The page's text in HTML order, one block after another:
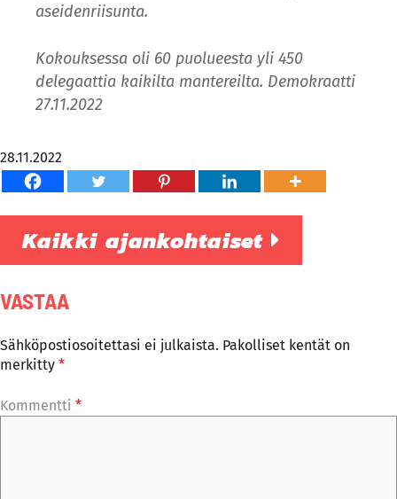
aseidenriisunta.
Kokouksessa oli 60 puolueesta yli 450
delegaattia kaikilta mantereilta. Demokraatti
27.11.2022
28.11.2022
Kaikki ajankohtaiset
VASTAA
Sähköpostiosoitettasi ei julkaista. Pakolliset kentät on
merkitty *
Kommentti *